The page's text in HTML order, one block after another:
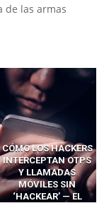
de las armas
CÓMO LOS HACKERS
INTERCEPTAN OTPS
Y LLAMADAS
MÓVILES SIN
‘HACKEAR’ — EL